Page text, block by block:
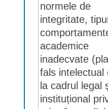
normele de
integritate,
academice
inadecvate
fals intelectual
la cadrul legal
instituțional